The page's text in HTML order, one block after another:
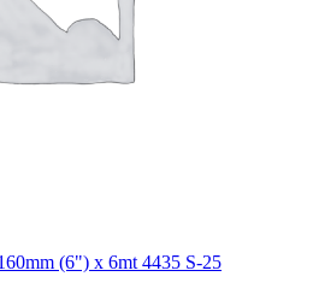
(6") x 6mt 4435 S-25